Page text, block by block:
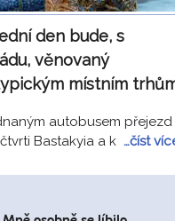
den bude, s
věnovaný
místním
autobusem přejezd
Bastakyia a k …číst